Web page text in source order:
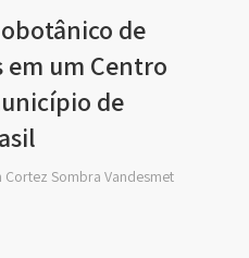
de
um Centro
de
Sombra Vandesmet